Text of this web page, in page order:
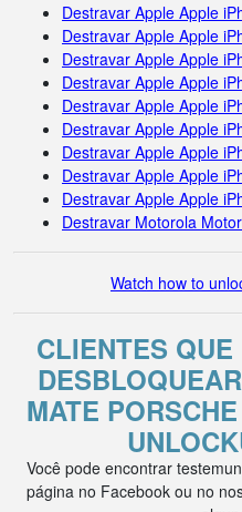
Destravar Apple Apple
Destravar Apple Apple
Destravar Apple Apple
Destravar Apple Apple
Destravar Apple Apple
Destravar Apple Apple
Destravar Apple Apple
Destravar Apple Apple
Destravar Apple Apple
Destravar Motorola
Watch how to
CLIENTES
MATE
Você pode encontrar
página no Facebook ou no